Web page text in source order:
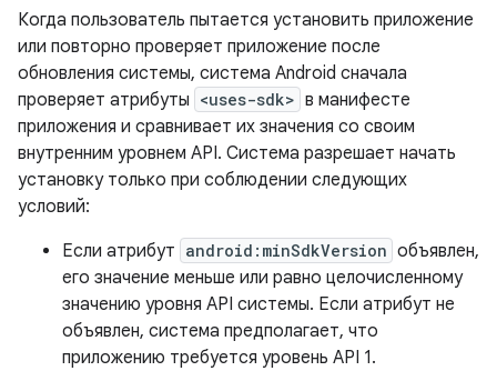
Когда пользователь пытается установить приложение
или повторно проверяет приложение после
обновления системы, система Android сначала
проверяет атрибуты <uses-sdk> в манифесте
приложения и сравнивает их значения со своим
внутренним уровнем API. Система разрешает начать
установку только при соблюдении следующих
условий:
Если атрибут android:minSdkVersion объявлен,
его значение меньше или равно целочисленному
значению уровня API системы. Если атрибут не
объявлен, система предполагает, что
приложению требуется уровень API 1.